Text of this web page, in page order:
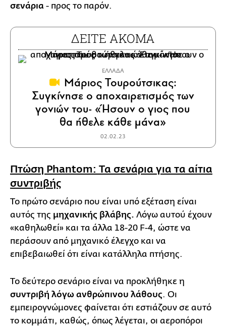
σενάρια - προς το παρόν.
ΔΕΙΤΕ ΑΚΟΜΑ
ΕΛΛΑΔΑ
Μάριος Τουρούτσικας:
Συγκίνησε ο αποχαιρετισμός των
γονιών του- «Ήσουν ο γιος που
θα ήθελε κάθε μάνα»
02.02.23
Πτώση Phantom: Τα σενάρια για τα αίτια
συντριβής
Το πρώτο σενάριο που είναι υπό εξέταση είναι
αυτός της μηχανικής βλάβης. Λόγω αυτού έχουν
«καθηλωθεί» και τα άλλα 18-20 F-4, ώστε να
περάσουν από μηχανικό έλεγχο και να
επιβεβαιωθεί ότι είναι κατάλληλα πτήσης.
Το δεύτερο σενάριο είναι να προκλήθηκε η
συντριβή λόγω ανθρώπινου λάθους. Οι
εμπειρογνώμονες φαίνεται ότι εστιάζουν σε αυτό
το κομμάτι, καθώς, όπως λέγεται, οι αεροπόροι